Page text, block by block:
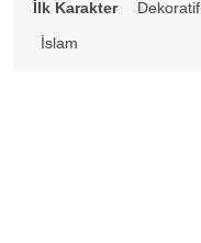
İlk Karakter
Dekoratif
İslam